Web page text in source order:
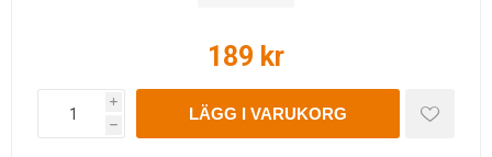
189 kr
i
h
LÄGG I VARUKORG